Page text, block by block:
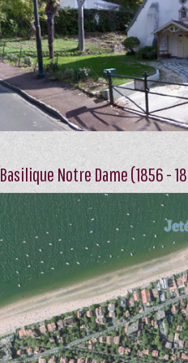
Notre Dame (1856 -